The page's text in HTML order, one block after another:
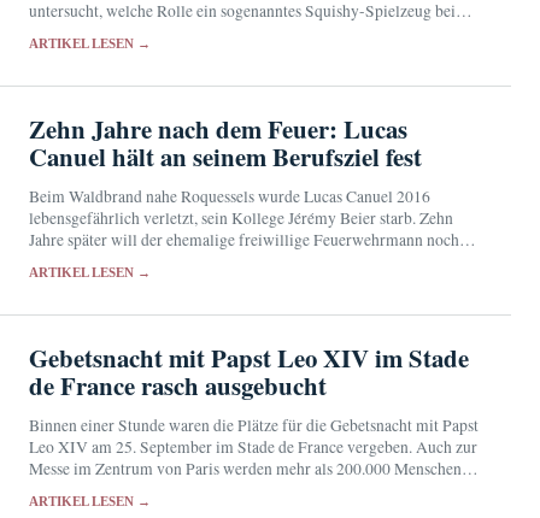
untersucht, welche Rolle ein sogenanntes Squishy-Spielzeug bei
ARTIKEL LESEN →
Zehn Jahre nach dem Feuer: Lucas
Canuel hält an seinem Berufsziel fest
Beim Waldbrand nahe Roquessels wurde Lucas Canuel 2016
lebensgefährlich verletzt, sein Kollege Jérémy Beier starb. Zehn
Jahre später will der ehemalige freiwillige Feuerwehrmann noch
ARTIKEL LESEN →
Gebetsnacht mit Papst Leo XIV im Stade
de France rasch ausgebucht
Binnen einer Stunde waren die Plätze für die Gebetsnacht mit Papst
Leo XIV am 25. September im Stade de France vergeben. Auch zur
Messe im Zentrum von Paris werden mehr als 200.000 Menschen
ARTIKEL LESEN →